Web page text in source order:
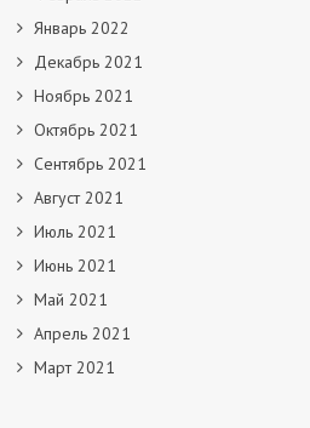
Январь 2022
Декабрь 2021
Ноябрь 2021
Октябрь 2021
Сентябрь 2021
Август 2021
Июль 2021
Июнь 2021
Май 2021
Апрель 2021
Март 2021